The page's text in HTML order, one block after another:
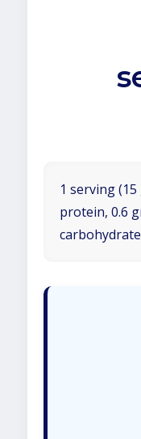
1 serving
protein, 0.6